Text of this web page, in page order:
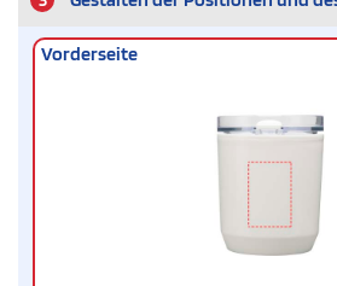
Vorderseite